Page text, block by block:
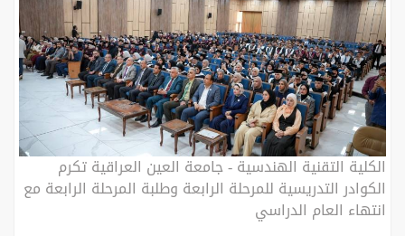
الكلية التقنية الهندسية - جامعة العين العراقية تكرم
الكوادر التدريسية للمرحلة الرابعة وطلبة المرحلة الرابعة مع
انتهاء العام الدراسي